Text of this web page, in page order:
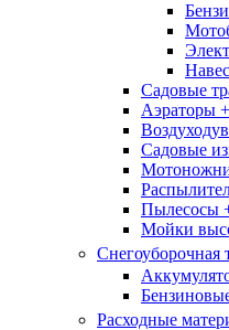
Садовые
Аэраторы +
Садовые
Пылесосы
Мойки
Снегоуборочная
Расходные